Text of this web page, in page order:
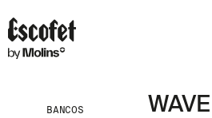
BANCOS WAVE